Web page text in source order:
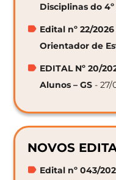
Disciplinas do
Edital nº 22/
Orientador de
EDITAL Nº 20/
Alunos – GS - 27/
NOVOS
Edital nº 043/